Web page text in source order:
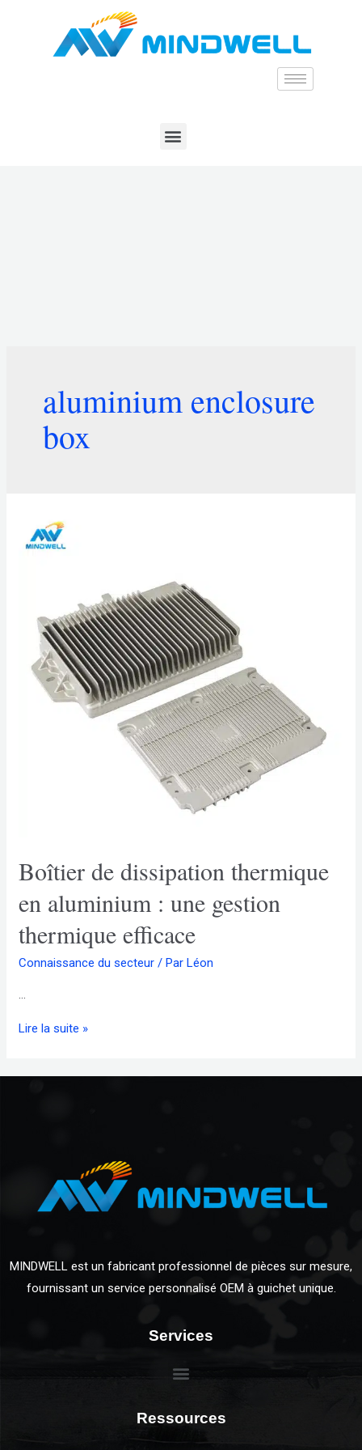
aluminium enclosure
box
Boîtier de dissipation thermique
en aluminium : une gestion
thermique efficace
Connaissance du secteur / ParLéon
...
Lire la suite »
MINDWELL est un fabricant professionnel de pièces sur mesure,
fournissant un service personnalisé OEM à guichet unique.
Services
Ressources